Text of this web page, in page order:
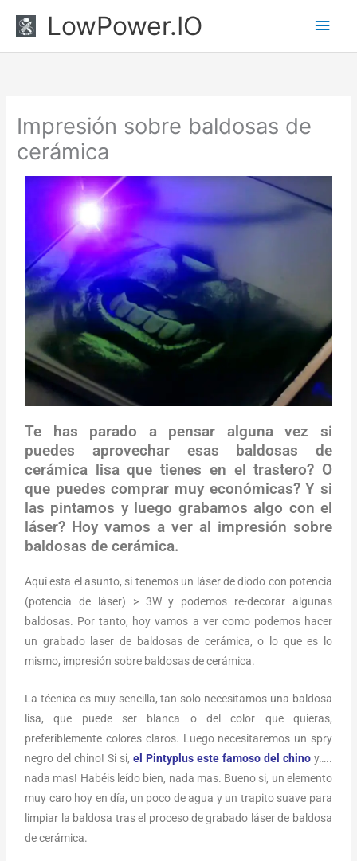
LowPower.IO
Impresión sobre baldosas de
cerámica
Te has parado a pensar alguna vez si
puedes aprovechar esas baldosas de
cerámica lisa que tienes en el trastero? O
que puedes comprar muy económicas? Y si
las pintamos y luego grabamos algo con el
láser? Hoy vamos a ver al impresión sobre
baldosas de cerámica.
Aquí esta el asunto, si tenemos un láser de diodo con potencia
(potencia de láser) > 3W y podemos re-decorar algunas
baldosas. Por tanto, hoy vamos a ver como podemos hacer
un grabado laser de baldosas de cerámica, o lo que es lo
mismo, impresión sobre baldosas de cerámica.
La técnica es muy sencilla, tan solo necesitamos una baldosa
lisa, que puede ser blanca o del color que quieras,
preferiblemente colores claros. Luego necesitaremos un spry
negro del chino! Si si,el Pintyplus este famoso del chinoy…..
nada mas! Habéis leído bien, nada mas. Bueno si, un elemento
muy caro hoy en día, un poco de agua y un trapito suave para
limpiar la baldosa tras el proceso de grabado láser de baldosa
de cerámica.